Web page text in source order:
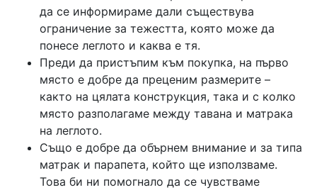
да се информираме дали съществува
ограничение за тежестта, която може да
понесе леглото и каква е тя.
Преди да пристъпим към покупка, на първо
място е добре да преценим размерите –
както на цялата конструкция, така и с колко
място разполагаме между тавана и матрака
на леглото.
Също е добре да обърнем внимание и за типа
матрак и парапета, който ще използваме.
Това би ни помогнало да се чувстваме